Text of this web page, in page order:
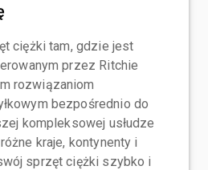
ciężki tam, gdzie jest
przez Ritchie
rozwiązaniom
bezpośrednio do
kompleksowej usłudze
kraje, kontynenty i
sprzęt ciężki szybko i